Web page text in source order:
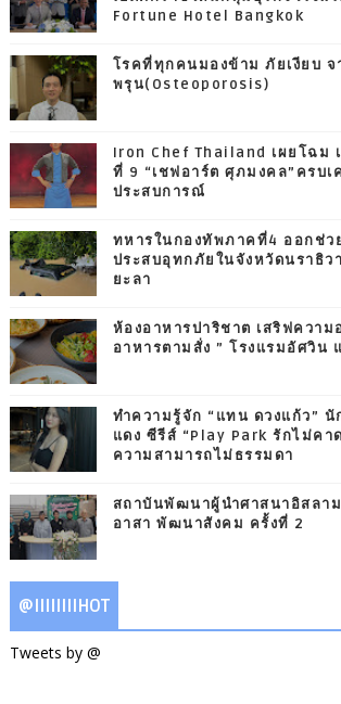
Fortune Hotel Bangkok
โรคที่ทุกคนมองข้าม ภัยเงียบ จ
พรุน(Osteoporosis)
Iron Chef Thailand เผยโฉม
ที่ 9 “เชฟอาร์ต ศุภมงคล”ครบเ
ประสบการณ์
ทหารในกองทัพภาคที่4 ออกช่ว
ประสบอุทกภัยในจังหวัดนราธิว
ยะลา
ห้องอาหารปาริชาต เสริฟความ
อาหารตามสั่ง ” โรงแรมอัศวิน
ทำความรู้จัก “แทน ดวงแก้ว” นั
แดง ซีรีส์ “Play Park รักไม่คา
ความสามารถไม่ธรรมดา
สถาบันพัฒนาผู้นำศาสนาอิสลา
อาสา พัฒนาสังคม ครั้งที่ 2
@IIIIIIIIHOT
Tweets by @